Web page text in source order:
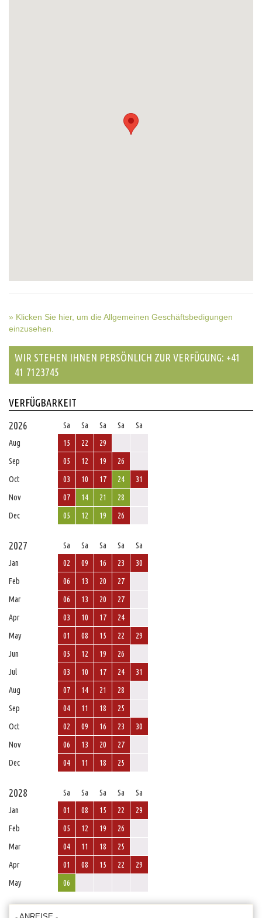
» Klicken Sie hier, um die Allgemeinen Geschäftsbedigungen
einzusehen.
WIR STEHEN IHNEN PERSÖNLICH ZUR VERFÜGUNG: +41
41 7123745
VERFÜGBARKEIT
2026
Sa Sa Sa Sa
Sa
Aug
15 22
29
Sep
05 12 19
26
Oct
03 10 17 24
31
Nov
07 14 21
28
Dec
05 12 19 26
2027 Sa Sa Sa Sa
Sa
Jan
02 09 16 23
30
Feb
06 13 20
27
Mar
06 13 20
27
Apr
03 10 17
24
May
01 08 15 22
29
Jun
05 12 19
26
Jul
03 10 17 24
31
Aug
07 14 21
28
Sep
04 11 18
25
Oct
02 09 16 23
30
Nov
06 13 20
27
Dec
04 11 18 25
2028 Sa Sa Sa Sa
Sa
Jan
01 08 15 22
29
Feb
05 12 19
26
Mar
04 11 18
25
Apr
01 08 15 22
29
May
06